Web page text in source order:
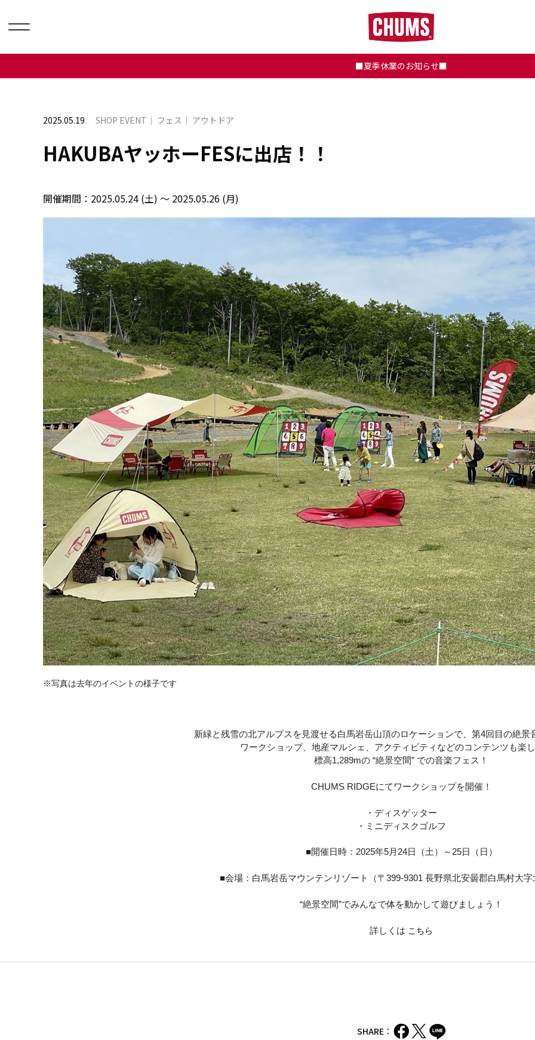
■夏季休業のお知らせ■
2025.05.19 SHOP EVENT フェス アウトドア
HAKUBAヤッホーFESに出店！！
開催期間： 2025.05.24 (土) ～ 2025.05.26 (月)
※写真は去年のイベントの様子です
新緑と残雪の北アルプスを⾒渡せる白馬岩岳山頂のロケーションで、第4回目の絶景
ワークショップ、地産マルシェ、アクティビティなどのコンテンツも楽し
標高1,289mの “絶景空間” での音楽フェス！
CHUMS RIDGEにてワークショップを開催！
・ディスゲッター
・ミニディスクゴルフ
■開催日時： 2025年5月 24日（土）～ 25日（日）
■会場：白馬岩岳マウンテンリゾート（〒 399-9301 長野県北安曇郡白馬村大字
“絶景空間”でみんなで体を動かして遊びましょう！
詳しくは こちら
SHARE：